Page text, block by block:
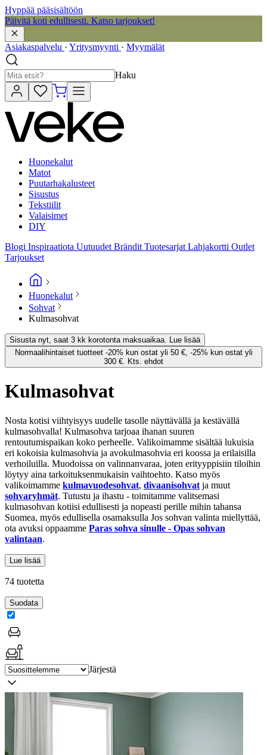
Hyppää pääsisältöön
Päivitä koti edullisesti. Katso tarjoukset!
Asiakaspalvelu · Yritysmyynti · Myymälät
Haku
Huonekalut
Matot
Puutarhakalusteet
Sisustus
Tekstiilit
Valaisimet
DIY
Blogi Inspiraatiota Uutuudet Brändit Tuotesarjat Lahjakortti Outlet
Tarjoukset
Huonekalut
Sohvat
Kulmasohvat
Sisusta nyt, saat 3 kk korotonta maksuaikaa. Lue lisää
Normaalihintaiset tuotteet -20% kun ostat yli 50 €, -25% kun ostat yli
300 €. Kts. ehdot
Kulmasohvat
Nosta kotisi viihtyisyys uudelle tasolle näyttävällä ja kestävällä
kulmasohvalla! Kulmasohva tarjoaa ihanan suuren
rentoutumispaikan koko perheelle. Valikoimamme sisältää lukuisia
eri kokoisia kulmasohvia ja avokulmasohvia eri koossa ja erilaisilla
verhoiluilla. Muodoissa on valinnanvaraa, joten erityyppisiin tiloihin
löytyy aina tarkoituksenmukaisin vaihtoehto. Katso myös
valikoimamme kulmavuodesohvat, divaanisohvat ja muut
sohvaryhmät. Tutustu ja ihastu - toimitamme valitsemasi
kulmasohvan kotiisi edullisesti ja nopeasti perille mihin tahansa
Suomea, myös edullisella osamaksulla Jos sohvan valinta miellyttää,
ota avuksi oppaamme Paras sohva sinulle - Opas sohvan
valintaan.
Lue lisää
74 tuotetta
Suodata
Järjestä